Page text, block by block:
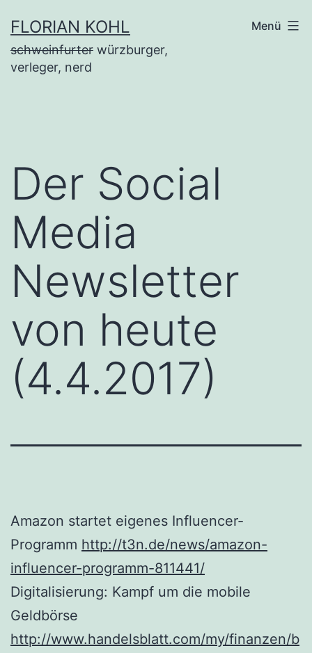
Inhalt
springen
FLORIAN KOHL
schweinfurter würzburger,
verleger, nerd
Menü
Der Social
Media
Newsletter
von heute
(4.4.2017)
Amazon startet eigenes Influencer-
Programm http://t3n.de/news/amazon-
influencer-programm-811441/
Digitalisierung: Kampf um die mobile
Geldbörse
http://www.handelsblatt.com/my/finanzen/b